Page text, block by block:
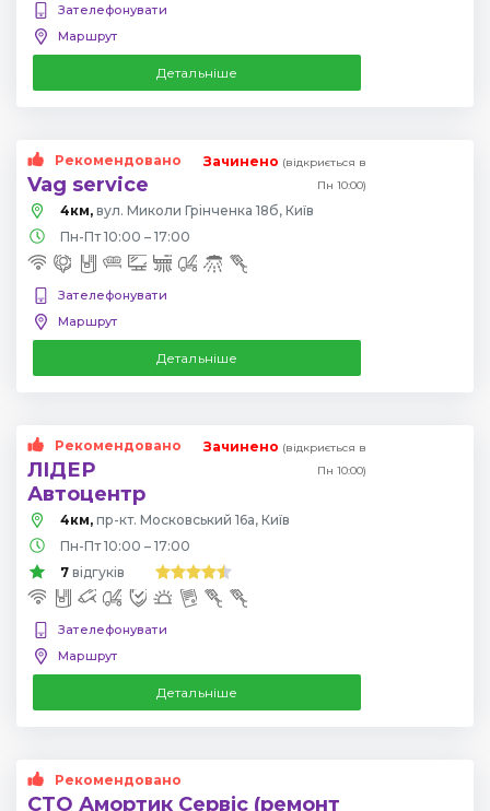
Зателефонувати
Маршрут
Детальніше
Рекомендовано
Vag service
Зачинено (відкриється в
Пн 10:00)
4км, вул. Миколи Грінченка 18б, Київ
Пн-Пт 10:00 – 17:00
Зателефонувати
Маршрут
Детальніше
Рекомендовано
ЛІДЕР
Автоцентр
Зачинено (відкриється в
Пн 10:00)
4км, пр-кт. Московський 16а, Київ
Пн-Пт 10:00 – 17:00
7 відгуків
Зателефонувати
Маршрут
Детальніше
Рекомендовано
СТО Амортик Сервіс (ремонт